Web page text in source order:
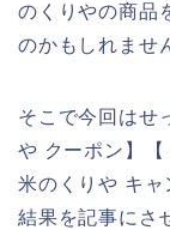
のくりやの商品
のかもしれませ
そこで今回はせ
や クーポン】
米のくりや キャ
結果を記事にさ